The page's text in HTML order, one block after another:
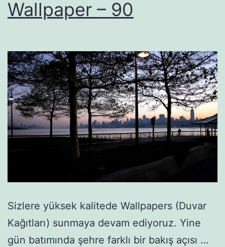
Wallpaper – 90
Sizlere yüksek kalitede Wallpapers (Duvar
Kağıtları) sunmaya devam ediyoruz. Yine
gün batımında şehre farklı bir bakış açısı …